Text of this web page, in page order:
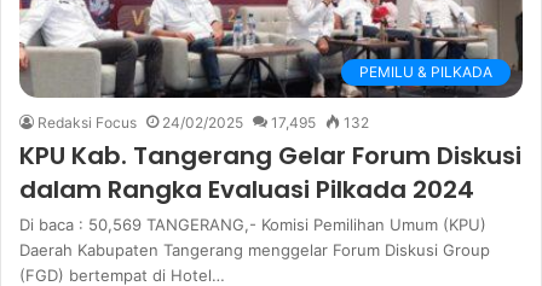
PEMILU & PILKADA
Redaksi Focus 24/02/2025 17,495 132
KPU Kab. Tangerang Gelar Forum Diskusi
dalam Rangka Evaluasi Pilkada 2024
Di baca : 50,569 TANGERANG,- Komisi Pemilihan Umum (KPU)
Daerah Kabupaten Tangerang menggelar Forum Diskusi Group
(FGD) bertempat di Hotel…